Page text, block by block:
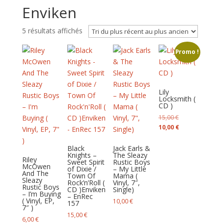
Enviken
5 résultats affichésTrié
plus
récent
au
plus
ancien
Riley
McOwen
And The
Sleazy
Rustic Boys
– I’m Buying
( Vinyl, EP,
7″ )
6,00€
Black
Knights –
Sweet Spirit
of Dixie /
Town Of
Rock’n’Roll (
CD ) Enviken
– EnRec
157
15,00€
Jack Earls &
The Sleazy
Rustic Boys
– My Little
Mama (
Vinyl, 7″,
Single)
10,00€
Promo !
Lily
Locksmith (
CD )
15,00€Le
prix
10,00 €Le